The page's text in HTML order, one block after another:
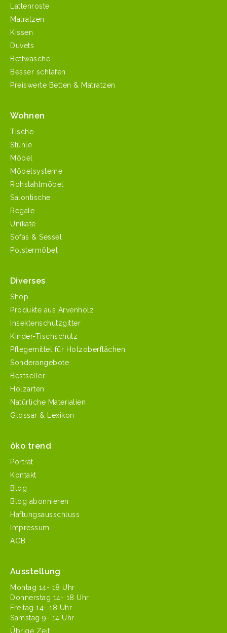
Lattenroste
Matratzen
Kissen
Duvets
Bettwäsche
Besser schlafen
Preiswerte Betten & Matratzen
Wohnen
Tische
Stühle
Möbel
Möbelsysteme
Rohstahlmöbel
Salontische
Regale
Unikate
Sofas & Sessel
Polstermöbel
Diverses
Shop
Produkte aus Arvenholz
Insektenschutzgitter
Kinder-Tischschutz
Pflegemittel für Holzoberflächen
Sonderangebote
Bestseller
Holzarten
Natürliche Materialien
Glossar & Lexikon
öko trend
Porträt
Kontakt
Blog
Blog abonnieren
Haftungsausschluss
Impressum
AGB
Ausstellung
Mon­tag 14- 18 Uhr
Don­ner­stag 14- 18 Uhr
Fre­itag 14- 18 Uhr
Sam­stag 9- 14 Uhr
Übrige Zeit: